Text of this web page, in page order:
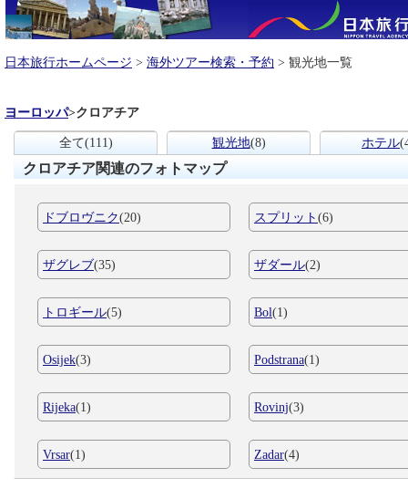
日本旅行ホームページ > 海外ツアー検索・予約 > 観光地一覧
ヨーロッパ>クロアチア
全て(111) 観光地(8) ホテル
クロアチア関連のフォトマップ
ドブロヴニク(20) スプリット(6)
ザグレブ(35) ザダール(2)
トロギール(5) Bol(1)
Osijek(3) Podstrana(1)
Rijeka(1) Rovinj(3)
Vrsar(1) Zadar(4)